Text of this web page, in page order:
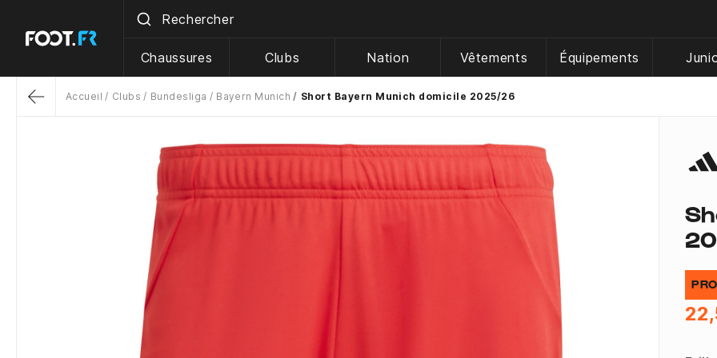
Chaussures Clubs Nation Vêtements Équipements
Accueil Clubs Bundesliga Bayern Munich Short Bayern Munich domicile 2025/26